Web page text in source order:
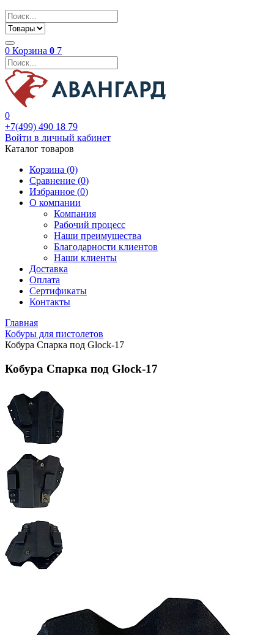
0 Корзина 0 7
0
+7(499) 490 18 79
Войти в личный кабинет
Каталог товаров
Корзина (0)
Сравнение (0)
Избранное (0)
О компании
Компания
Рабочий процесс
Наши преимущества
Благодарности клиентов
Наши клиенты
Доставка
Оплата
Сертификаты
Контакты
Главная
Кобуры для пистолетов
Кобура Спарка под Glock-17
Кобура Спарка под Glock-17